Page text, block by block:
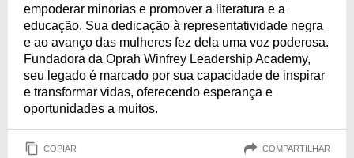
empoderar minorias e promover a literatura e a
educação. Sua dedicação à representatividade negra
e ao avanço das mulheres fez dela uma voz poderosa.
Fundadora da Oprah Winfrey Leadership Academy,
seu legado é marcado por sua capacidade de inspirar
e transformar vidas, oferecendo esperança e
oportunidades a muitos.
COPIAR COMPARTILHAR